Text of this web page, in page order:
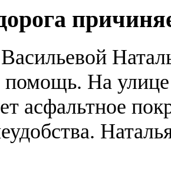
помощь. На
асфальтное